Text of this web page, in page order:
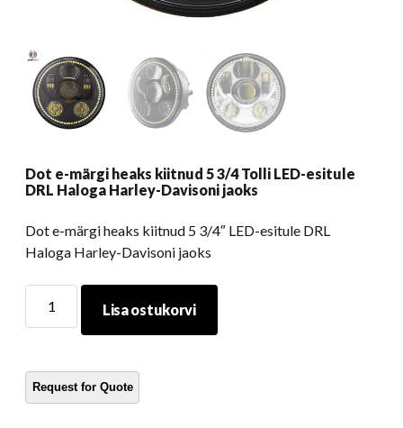
Dot e-märgi heaks kiitnud 5 3/4 Tolli LED-esitule
DRL Haloga Harley-Davisoni jaoks
Dot e-märgi heaks kiitnud 5 3/4″ LED-esitule DRL
Haloga Harley-Davisoni jaoks
kiitnud
5
Lisa ostukorvi